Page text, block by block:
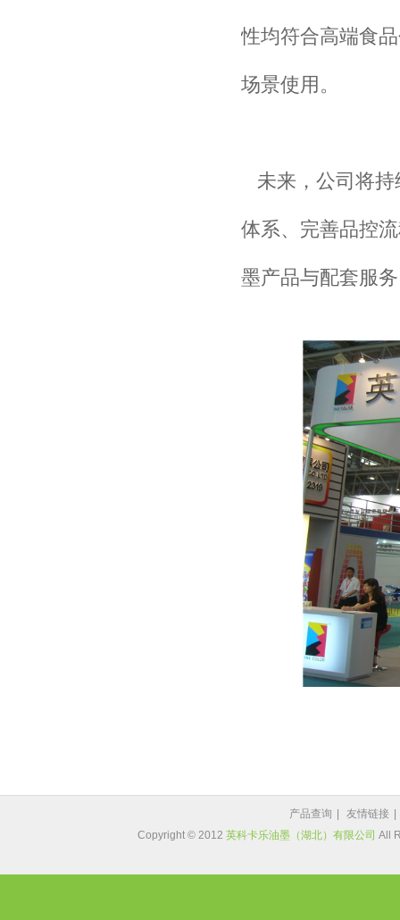
性均符合高端食
场景使用。
未来，公司将持
体系、完善品控
墨产品与配套服
产品查询 友情链接
Copyright © 2012英科卡乐油墨（湖北）有限公司 All